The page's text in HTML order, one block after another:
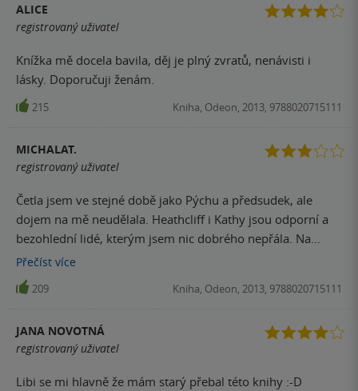
ALICE
registrovaný uživatel
Knížka mě docela bavila, děj je plný zvratů, nenávisti i
lásky. Doporučuji ženám.
215 Kniha, Odeon, 2013, 9788020715111
MICHALAT.
registrovaný uživatel
Četla jsem ve stejné době jako Pýchu a předsudek, ale
dojem na mě neudělala. Heathcliff i Kathy jsou odporní a
bezohlední lidé, kterým jsem nic dobrého nepřála. Na
druhou stranu díky dobře vykreslenému prostředí bažin z
celé knížky čiší taková bezútěšná atmosféra, takže je to tak
půl na půl.
Přečíst více
209 Kniha, Odeon, 2013, 9788020715111
JANA NOVOTNÁ
registrovaný uživatel
Libi se mi hlavně že mám starý přebal této knihy :-D